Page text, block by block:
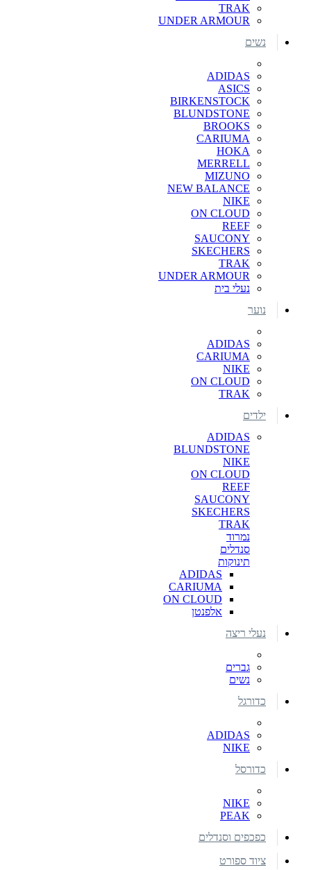
TRAK
UNDER ARMOUR
נשים
ADIDAS
ASICS
BIRKENSTOCK
BLUNDSTONE
BROOKS
CARIUMA
HOKA
MERRELL
MIZUNO
NEW BALANCE
NIKE
ON CLOUD
REEF
SAUCONY
SKECHERS
TRAK
UNDER ARMOUR
נעלי בית
נוער
ADIDAS
CARIUMA
NIKE
ON CLOUD
TRAK
ילדים
ADIDAS
BLUNDSTONE
NIKE
ON CLOUD
REEF
SAUCONY
SKECHERS
TRAK
נמרוד
סנדלים
תינוקות
ADIDAS
CARIUMA
ON CLOUD
אלפנטן
נעלי ריצה
גברים
נשים
כדורגל
ADIDAS
NIKE
כדורסל
NIKE
PEAK
כפכפים וסנדלים
ציוד ספורט